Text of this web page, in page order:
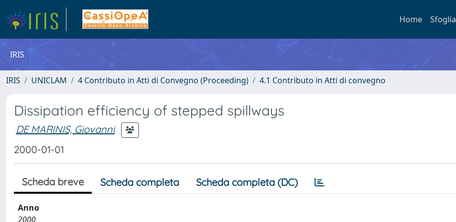
Home Sfoglia
IRIS
IRIS UNICLAM 4 Contributo in Atti di Convegno (Proceeding) 4.1 Contributo in Atti di convegno
Dissipation efficiency of stepped spillways
DE MARINIS, Giovanni
2000-01-01
Scheda breve Scheda completa Scheda completa (DC)
Anno
2000